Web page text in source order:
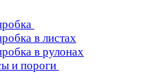
в листах
в рулонах
и пороги